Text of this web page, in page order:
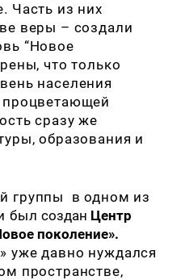
Часть из них
веры – создали
“Новое
что только
населения
процветающей
сразу же
образования и
группы в одном из
былсоздан Центр
поколение».
уже давно нуждался
пространстве,